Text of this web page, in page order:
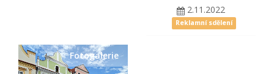
2.11.2022
Reklamní sdělení
Fotogalerie